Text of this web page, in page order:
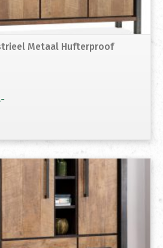
Metaal Hufterproof